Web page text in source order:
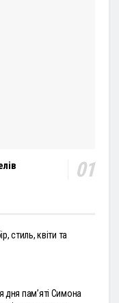
стиль, квіти та
дня пам’яті Симона